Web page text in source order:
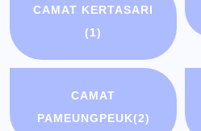
CAMAT KERTASARI
(1)
CAMAT
PAMEUNGPEUK(2)